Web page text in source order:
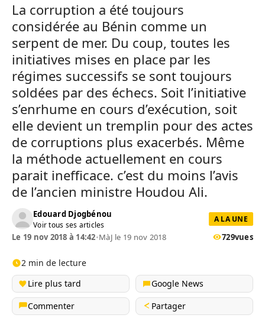
La corruption a été toujours
considérée au Bénin comme un
serpent de mer. Du coup, toutes les
initiatives mises en place par les
régimes successifs se sont toujours
soldées par des échecs. Soit l’initiative
s’enrhume en cours d’exécution, soit
elle devient un tremplin pour des actes
de corruptions plus exacerbés. Même
la méthode actuellement en cours
parait inefficace. c’est du moins l’avis
de l’ancien ministre Houdou Ali.
Edouard Djogbénou
Voir tous ses articles
A LA UNE
Le 19 nov 2018 à 14:42•MàJ le 19 nov 2018 729vues
2 min de lecture
Lire plus tard
Google News
Commenter
Partager